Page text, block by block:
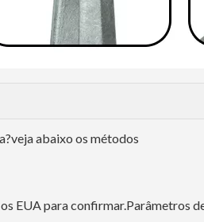
abaixo os métodos
EUA para confirmar.Parâmetros